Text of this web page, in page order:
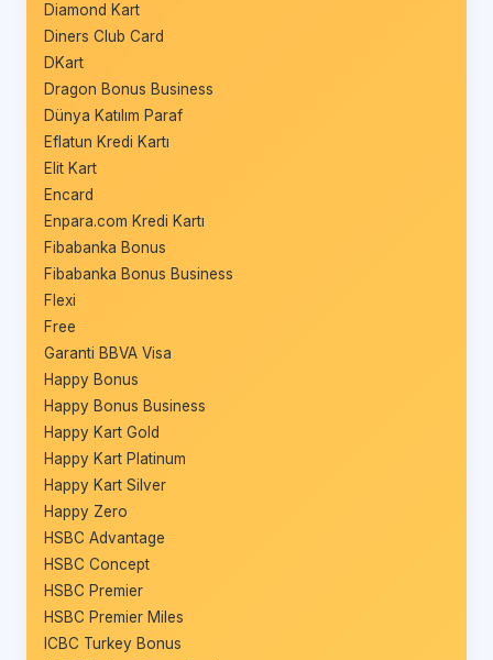
Diamond Kart
Diners Club Card
DKart
Dragon Bonus Business
Dünya Katılım Paraf
Eflatun Kredi Kartı
Elit Kart
Encard
Enpara.com Kredi Kartı
Fibabanka Bonus
Fibabanka Bonus Business
Flexi
Free
Garanti BBVA Visa
Happy Bonus
Happy Bonus Business
Happy Kart Gold
Happy Kart Platinum
Happy Kart Silver
Happy Zero
HSBC Advantage
HSBC Concept
HSBC Premier
HSBC Premier Miles
ICBC Turkey Bonus